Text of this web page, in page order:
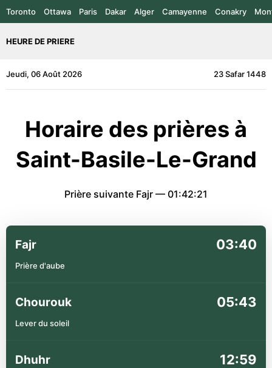
Toronto Ottawa Paris Dakar Alger Camayenne Conakry
HEURE DE PRIERE
Jeudi, 06 Août 2026 23 Safar 1448
Horaire des prières à
Saint-Basile-Le-Grand
Prière suivante Fajr — 01:42:20
Fajr 03:40
Prière d'aube
Chourouk 05:43
Lever du soleil
Dhuhr 12:59